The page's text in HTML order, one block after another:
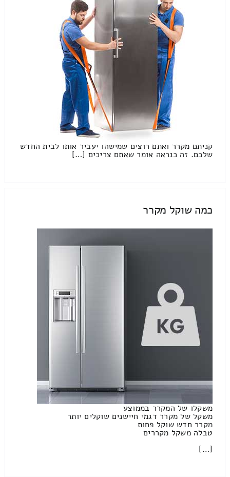
קניתם מקרר ואתם רוצים שמישהו יעביר אותו לבית החדש
שלכם. זה כנראה אומר שאתם צריכים […]
כמה שוקל מקרר
משקלו של המקרר בממוצע
משקל של מקרר דגמי חיישנים שוקלים יותר
מקרר חדש שוקל פחות
טבלה משקל מקררים
[…]